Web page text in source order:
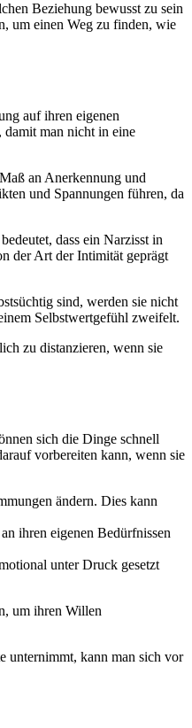
Beziehung bewusst zu sein
um einen Weg zu finden, wie
auf ihren eigenen
damit man nicht in eine
an Anerkennung und
und Spannungen führen, da
dass ein Narzisst in
der Art der Intimität geprägt
sind, werden sie nicht
Selbstwertgefühl zweifelt.
zu distanzieren, wenn sie
sich die Dinge schnell
vorbereiten kann, wenn sie
ändern. Dies kann
ihren eigenen Bedürfnissen
unter Druck gesetzt
um ihren Willen
unternimmt, kann man sich vor